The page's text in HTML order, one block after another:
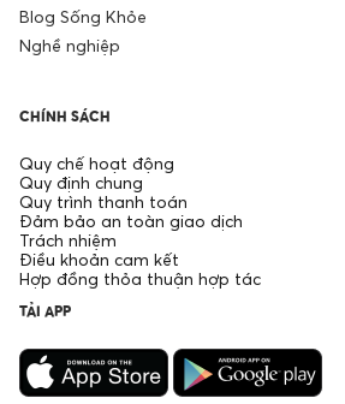
Blog Sống Khỏe
Nghề nghiệp
CHÍNH SÁCH
Quy chế hoạt động
Quy định chung
Quy trình thanh toán
Đảm bảo an toàn giao dịch
Trách nhiệm
Điều khoản cam kết
Hợp đồng thỏa thuận hợp tác
TẢI APP